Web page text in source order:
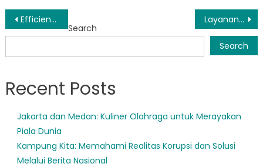
Post
navigation
Efficient Service at Samsat Kota Bandar Lampung Saves Residents Time and Money Layanan Baru Ditawarkan di Samsat Lampung Selatan untuk Meningkatkan Pengalaman Pelanggan
Search
Search
Recent Posts
Jakarta dan Medan: Kuliner Olahraga untuk Merayakan
Piala Dunia
Kampung Kita: Memahami Realitas Korupsi dan Solusi
Melalui Berita Nasional